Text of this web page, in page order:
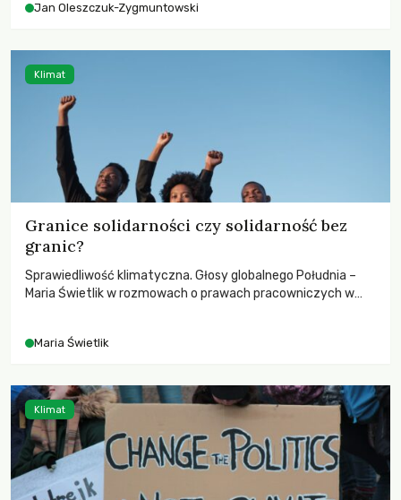
Jan Oleszczuk-Zygmuntowski
Granice solidarności czy solidarność bez
granic?
Sprawiedliwość klimatyczna. Głosy globalnego Południa –
Maria Świetlik w rozmowach o prawach pracowniczych w
Maria Świetlik
Klimat
Klimat